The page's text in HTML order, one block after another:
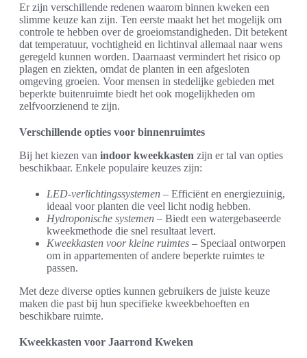
Er zijn verschillende redenen waarom binnen kweken een
slimme keuze kan zijn. Ten eerste maakt het het mogelijk om
controle te hebben over de groeiomstandigheden. Dit betekent
dat temperatuur, vochtigheid en lichtinval allemaal naar wens
geregeld kunnen worden. Daarnaast vermindert het risico op
plagen en ziekten, omdat de planten in een afgesloten
omgeving groeien. Voor mensen in stedelijke gebieden met
beperkte buitenruimte biedt het ook mogelijkheden om
zelfvoorzienend te zijn.
Verschillende opties voor binnenruimtes
Bij het kiezen van indoor kweekkasten zijn er tal van opties
beschikbaar. Enkele populaire keuzes zijn:
LED-verlichtingssystemen – Efficiënt en energiezuinig,
ideaal voor planten die veel licht nodig hebben.
Hydroponische systemen – Biedt een watergebaseerde
kweekmethode die snel resultaat levert.
Kweekkasten voor kleine ruimtes – Speciaal ontworpen
om in appartementen of andere beperkte ruimtes te
passen.
Met deze diverse opties kunnen gebruikers de juiste keuze
maken die past bij hun specifieke kweekbehoeften en
beschikbare ruimte.
Kweekkasten voor Jaarrond Kweken